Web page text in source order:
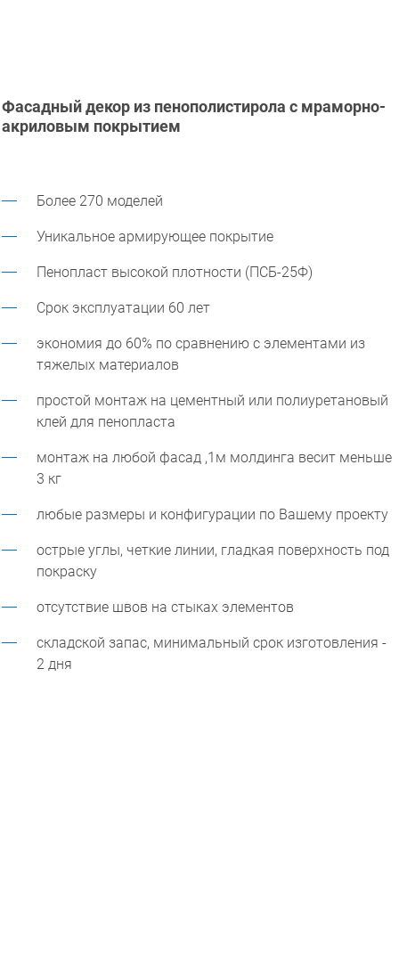
Фасадный декор из пенополистирола с мраморно-
акриловым покрытием
Более 270 моделей
Уникальное армирующее покрытие
Пенопласт высокой плотности (ПСБ-25Ф)
Срок эксплуатации 60 лет
экономия до 60% по сравнению с элементами из
тяжелых материалов
простой монтаж на цементный или полиуретановый
клей для пенопласта
монтаж на любой фасад ,1м молдинга весит меньше
3 кг
любые размеры и конфигурации по Вашему проекту
острые углы, четкие линии, гладкая поверхность под
покраску
отсутствие швов на стыках элементов
складской запас, минимальный срок изготовления -
2 дня